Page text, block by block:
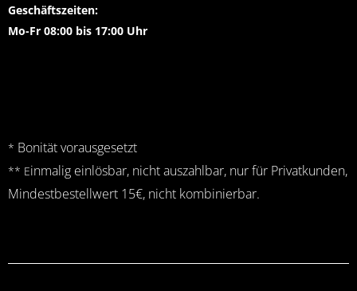
Geschäftszeiten:
Mo-Fr 08:00 bis 17:00 Uhr
* Bonität vorausgesetzt
** Einmalig einlösbar, nicht auszahlbar, nur für Privatkunden,
Mindestbestellwert 15€, nicht kombinierbar.